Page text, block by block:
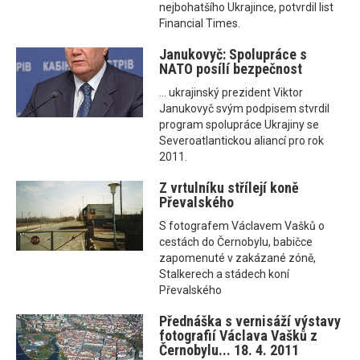
nejbohatšího Ukrajince, potvrdil list
Financial Times.
Janukovyč: Spolupráce s
NATO posílí bezpečnost
... ukrajinský prezident Viktor
Janukovyč svým podpisem stvrdil
program spolupráce Ukrajiny se
Severoatlantickou aliancí pro rok
2011.
Z vrtulníku střílejí koně
Převalského
S fotografem Václavem Vašků o
cestách do Černobylu, babičce
zapomenuté v zakázané zóně,
Stalkerech a stádech koní
Převalského
Přednáška s vernisáží výstavy
fotografií Václava Vašků z
Černobylu... 18. 4. 2011